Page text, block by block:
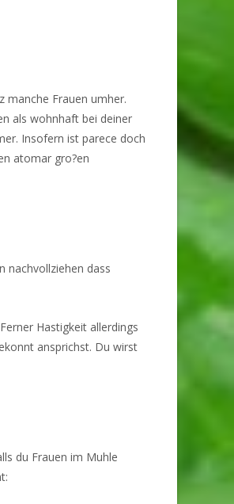
manche Frauen umher.
als wohnhaft bei deiner
Insofern ist parece doch
atomar gro?en
nachvollziehen dass
Hastigkeit allerdings
ansprichst. Du wirst
du Frauen im Muhle